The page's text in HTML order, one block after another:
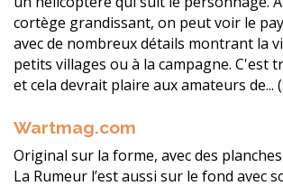
cortège grandissant, on peut voir le
avec de nombreux détails montrant la
petits villages ou à la campagne. C'est
et cela devrait plaire aux amateurs de...
Wartmag.com
Original sur la forme, avec des
La Rumeur l’est aussi sur le fond avec